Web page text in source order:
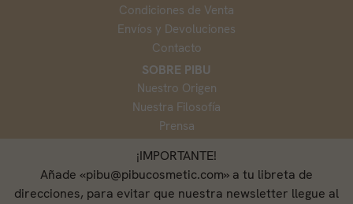
SOBRE PIBU
Nuestro Origen
Nuestra Filosofía
Prensa
Condiciones de Venta
Envíos y Devoluciones
Contacto
¡IMPORTANTE!
Añade «pibu@pibucosmetic.com» a tu libreta de
direcciones, para evitar que nuestra newsletter llegue al